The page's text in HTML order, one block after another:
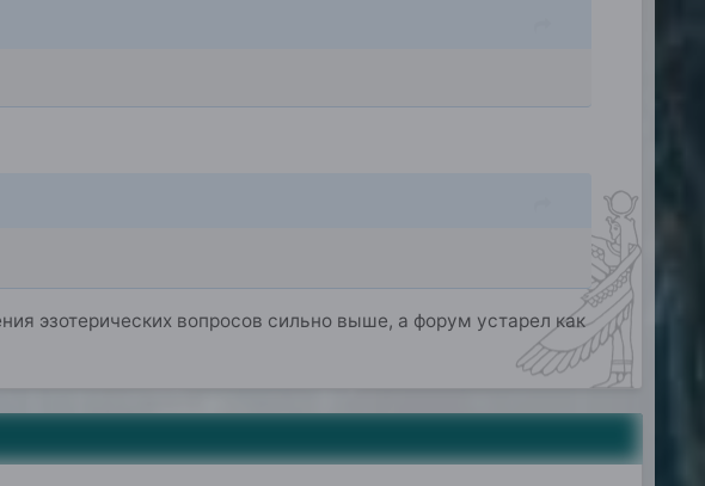
эзотерических вопросов сильно выше, а форум устарел как